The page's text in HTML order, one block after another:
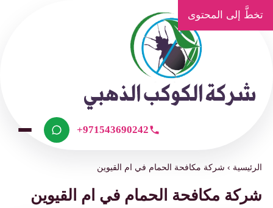
إلى المحتوى
+971543690242
›شركة مكافحة الحمام في ام القيوين
مكافحة الحمام في ام القيوين